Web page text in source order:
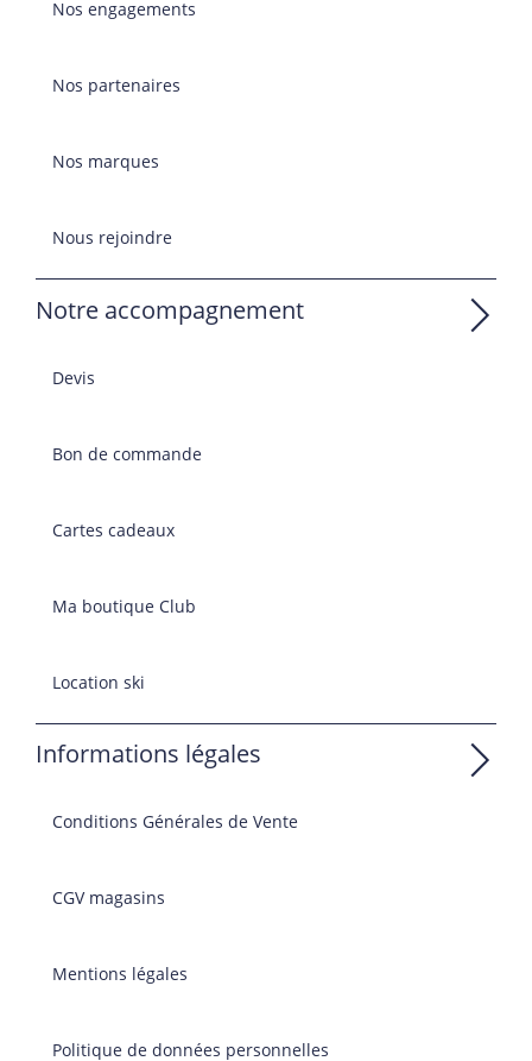
Nos engagements
Nos partenaires
Nos marques
Nous rejoindre
Notre accompagnement
Devis
Bon de commande
Cartes cadeaux
Ma boutique Club
Location ski
Informations légales
Conditions Générales de Vente
CGV magasins
Mentions légales
Politique de données personnelles